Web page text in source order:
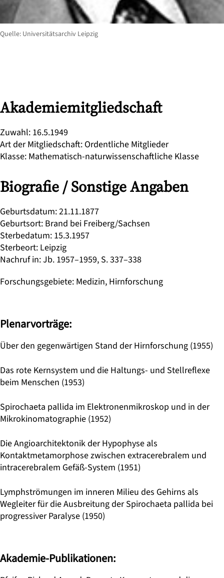
Akademiemitgliedschaft
Zuwahl: 16.5.1949
Art der Mitgliedschaft: Ordentliche Mitglieder
Klasse: Mathematisch-naturwissenschaftliche Klasse
Biografie / Sonstige Angaben
Geburtsdatum:21.11.1877
Geburtsort: Brand bei Freiberg/Sachsen
Sterbedatum: 15.3.1957
Sterbeort: Leipzig
Nachruf in:Jb. 1957–1959, S. 337–338
Forschungsgebiete: Medizin, Hirnforschung
Plenarvorträge:
Über den gegenwärtigen Stand der Hirnforschung (1955)
Das rote Kernsystem und die Haltungs- und Stellreflexe
beim Menschen (1953)
Spirochaeta pallida im Elektronenmikroskop und in der
Mikrokinomatographie (1952)
Die Angioarchitektonik der Hypophyse als
Kontaktmetamorphose zwischen extracerebralem und
intracerebralem Gefäß-System (1951)
Lymphströmungen im inneren Milieu des Gehirns als
Wegleiter für die Ausbreitung der Spirochaeta pallida bei
progressiver Paralyse (1950)
Akademie-Publikationen:
Quelle: Universitätsarchiv Leipzig